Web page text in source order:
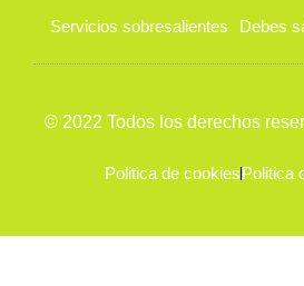
Servicios sobresalientes Debes
© 2022 Todos los derechos
Politica de cookiesPolitica